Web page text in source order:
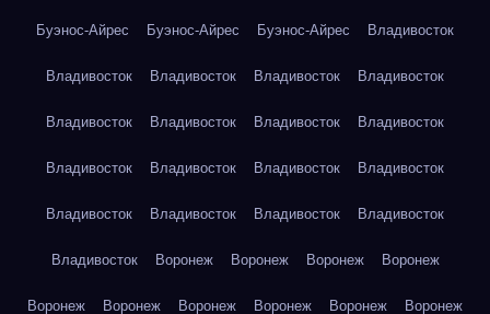
Буэнос-Айрес Буэнос-Айрес Буэнос-Айрес Владивосток
Владивосток Владивосток Владивосток Владивосток
Владивосток Владивосток Владивосток Владивосток
Владивосток Владивосток Владивосток Владивосток
Владивосток Владивосток Владивосток Владивосток
Владивосток Воронеж Воронеж Воронеж Воронеж
Воронеж Воронеж Воронеж Воронеж Воронеж Воронеж